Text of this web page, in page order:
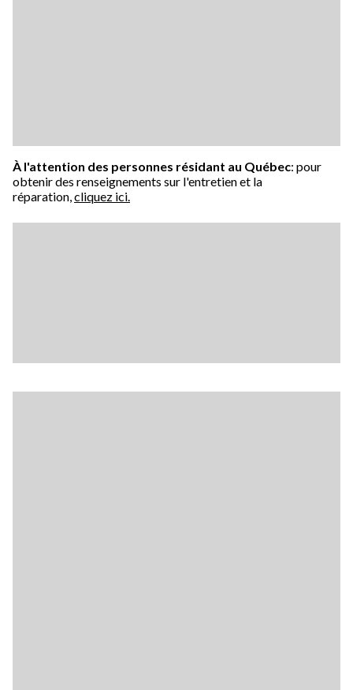
À l'attention des personnes résidant au Québec: pour
obtenir des renseignements sur l'entretien et la
réparation,cliquez ici.